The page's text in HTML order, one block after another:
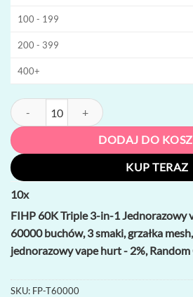
100 - 199
200 - 399
400+
ilość FIHP 60K Triple 3-in-1
DODAJ DO
KUP TERAZ
10x
FIHP 60K Triple 3-in-1 Jednorazowy
60000 buchów, 3 smaki, grzałka mesh,
jednorazowy vape hurt - 2%,
SKU: FP-T60000